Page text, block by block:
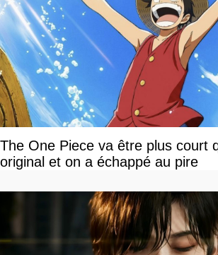
The One Piece va être plus court
original et on a échappé au pire